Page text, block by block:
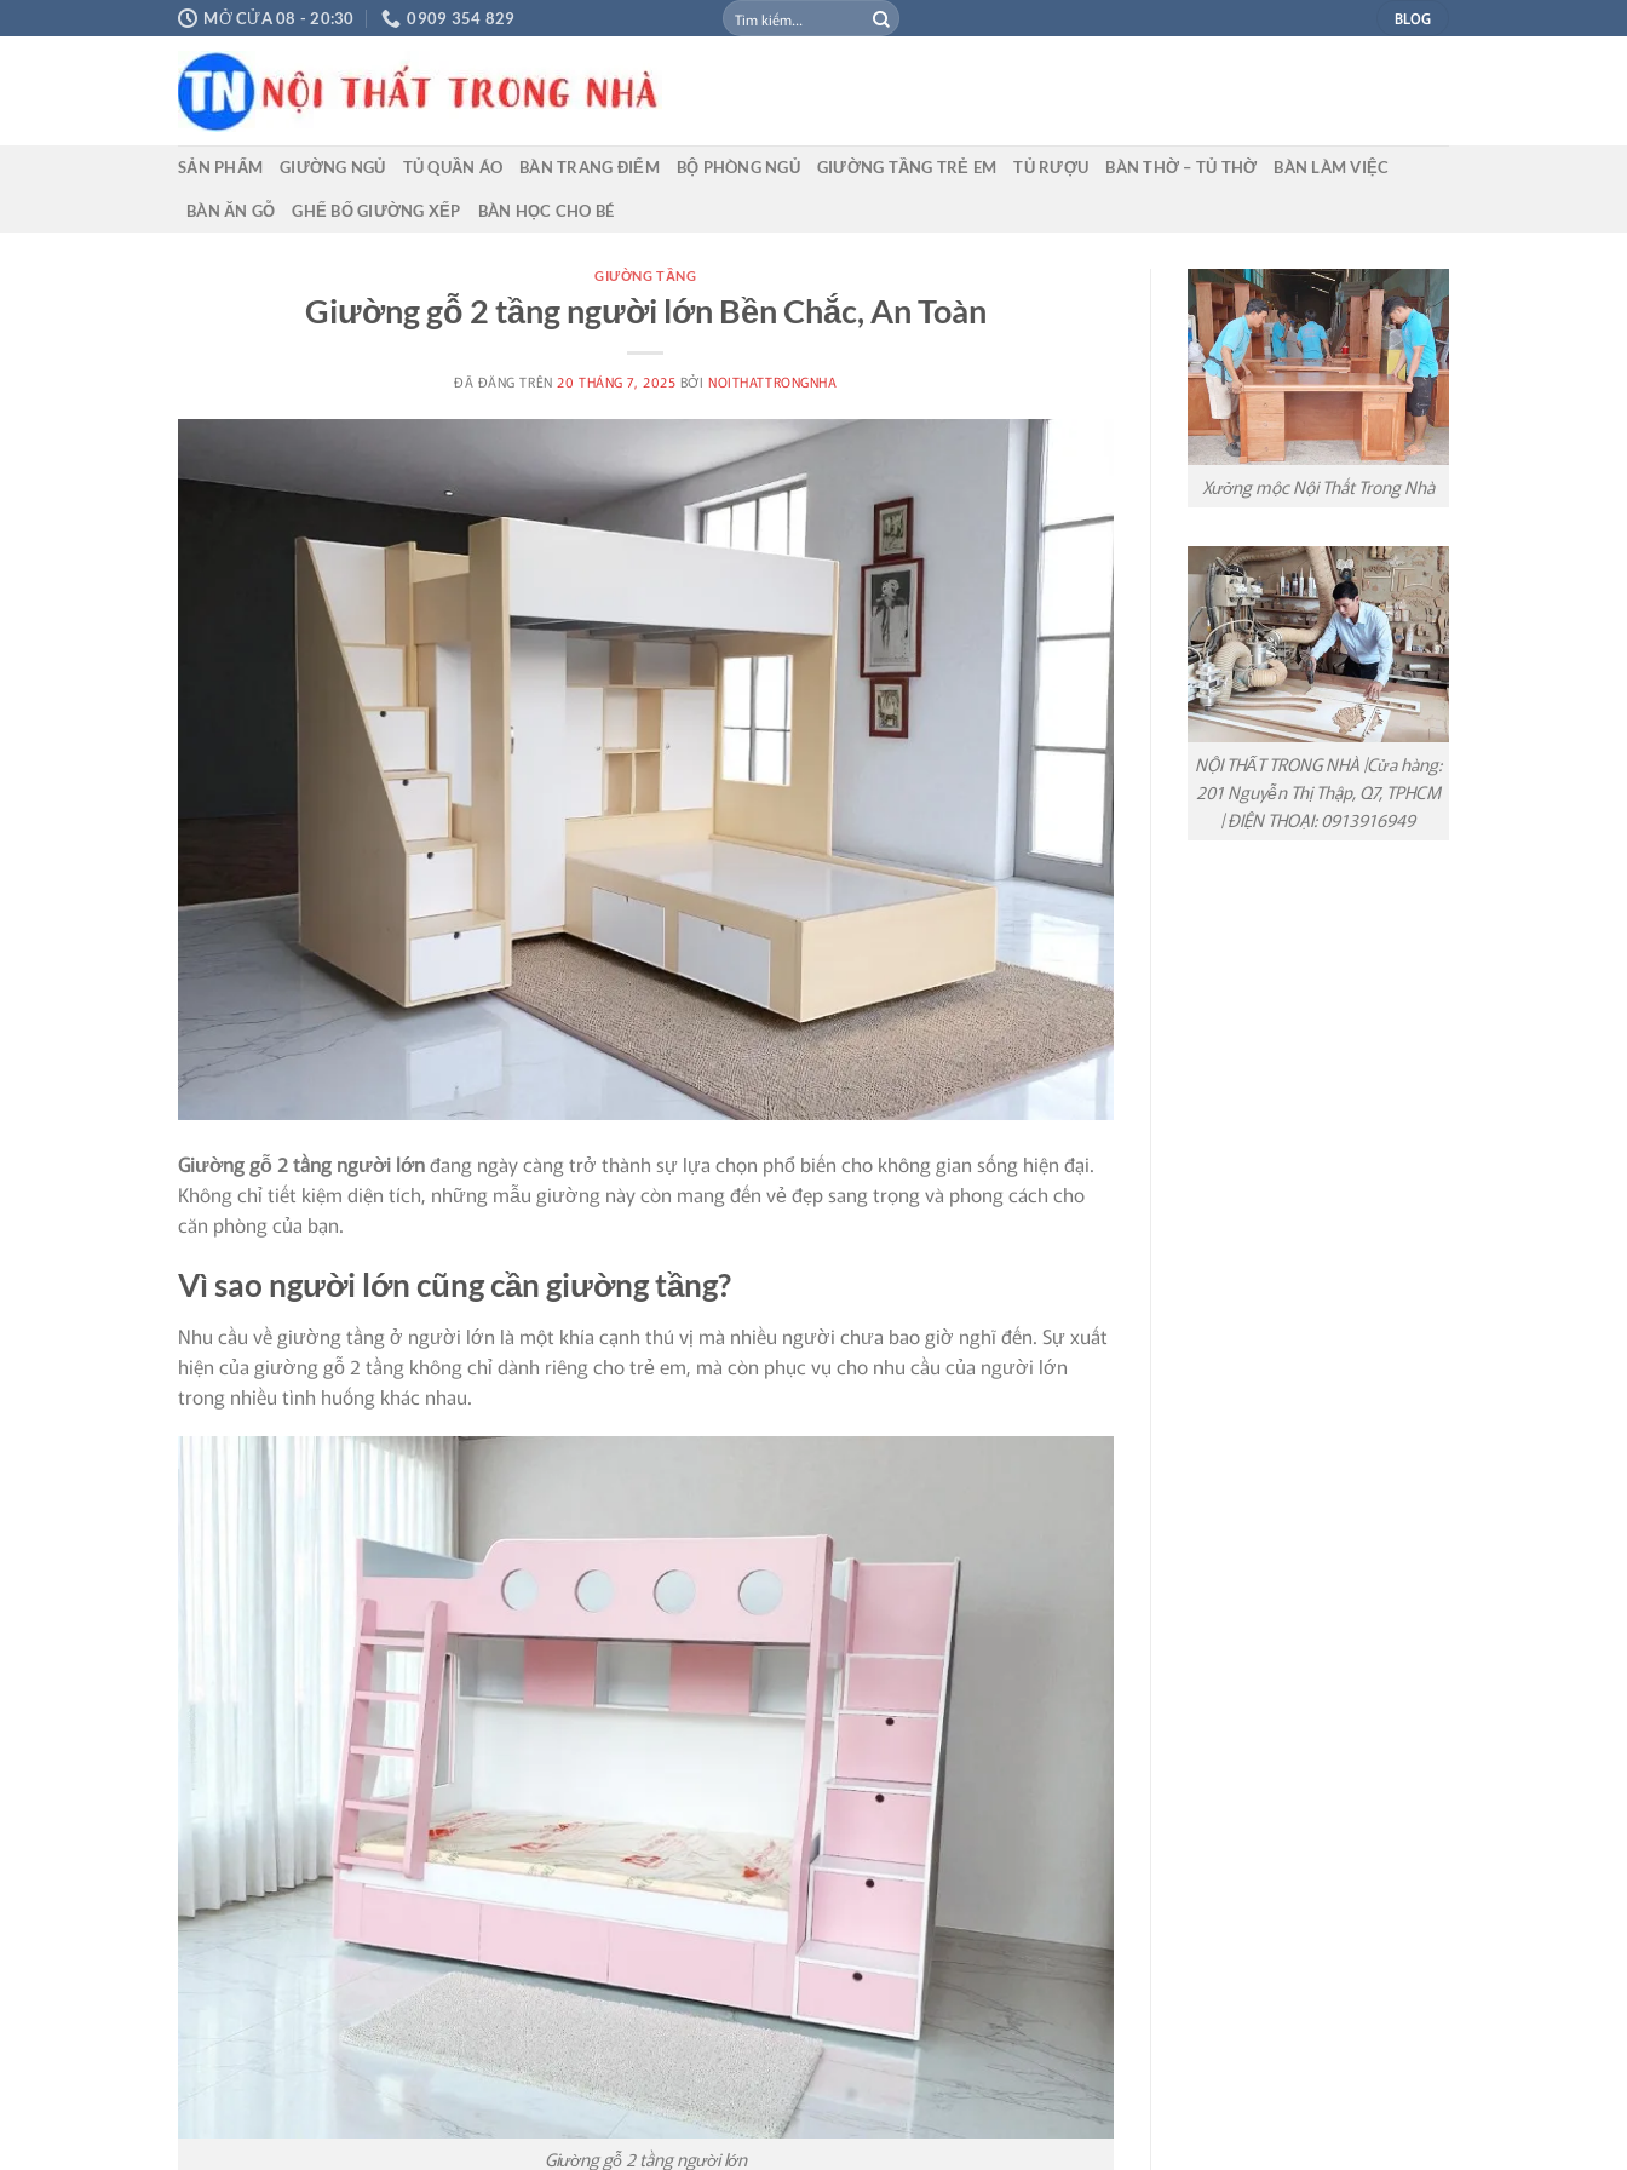
đến
MỞ CỬA 08 - 20:30 0909 354 829
Tìm
kiếm:
BLOG
SẢN PHẨM GIƯỜNG NGỦ TỦ QUẦN ÁO BÀN TRANG ĐIỂM BỘ PHÒNG NGỦ GIƯỜNG TẦNG TRẺ EM TỦ RƯỢU BÀN THỜ – TỦ THỜ BÀN LÀM VIỆC
BÀN ĂN GỖ GHẾ BỐ GIƯỜNG XẾP BÀN HỌC CHO BÉ
GIƯỜNG TẦNG
Giường gỗ 2 tầng người lớn Bền Chắc, An Toàn
ĐÃ ĐĂNG TRÊN 20 THÁNG 7, 2025 BỞINOITHATTRONGNHA
Giường gỗ 2 tầng người lớnđang ngày càng trở thành sự lựa chọn phổ biến cho không gian sống hiện đại.
Không chỉ tiết kiệm diện tích, những mẫu giường này còn mang đến vẻ đẹp sang trọng và phong cách cho
căn phòng của bạn.
Vì sao người lớn cũng cần giường tầng?
Nhu cầu về giường tầng ở người lớn là một khía cạnh thú vị mà nhiều người chưa bao giờ nghĩ đến. Sự xuất
hiện của giường gỗ 2 tầng không chỉ dành riêng cho trẻ em, mà còn phục vụ cho nhu cầu của người lớn
trong nhiều tình huống khác nhau.
Giường gỗ 2 tầng người lớn
Xưởng mộc Nội Thất Trong Nhà
NỘI THẤT TRONG NHÀ |Cửa hàng:
201 Nguyễn Thị Thập, Q7, TPHCM
| ĐIỆN THOẠI: 0913916949